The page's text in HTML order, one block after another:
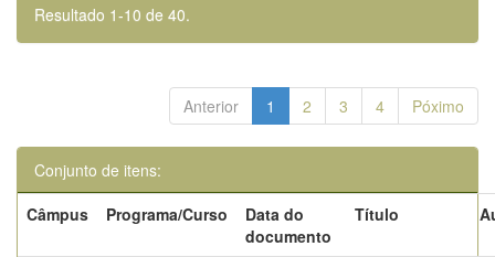
Resultado 1-10 de 40.
Anterior 1 2 3 4 Póximo
Conjunto de itens:
Câmpus
Programa/Curso
Data do
documento
Título